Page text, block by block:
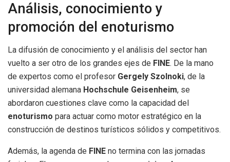
Análisis, conocimiento y
promoción del enoturismo
La difusión de conocimiento y el análisis del sector han
vuelto a ser otro de los grandes ejes de FINE. De la mano
de expertos como el profesor Gergely Szolnoki, de la
universidad alemana Hochschule Geisenheim, se
abordaron cuestiones clave como la capacidad del
enoturismo para actuar como motor estratégico en la
construcción de destinos turísticos sólidos y competitivos.
Además, la agenda de FINE no termina con las jornadas